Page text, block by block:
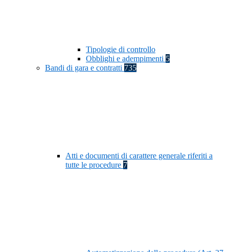
Tipologie di controllo
Obblighi e adempimenti 5
Bandi di gara e contratti 735
Atti e documenti di carattere generale riferiti a
tutte le procedure 7